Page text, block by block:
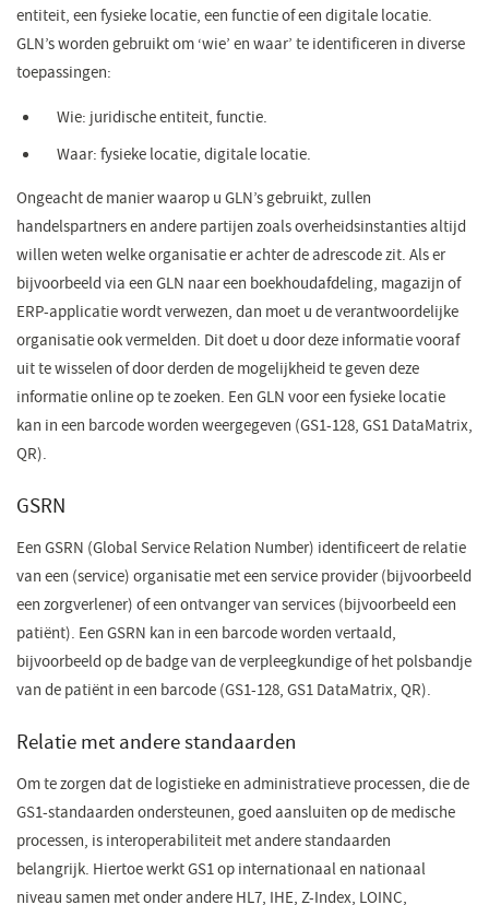
entiteit, een fysieke locatie, een functie of een digitale locatie.
GLN’s worden gebruikt om ‘wie’ en waar’ te identificeren in diverse
toepassingen:
Wie: juridische entiteit, functie.
Waar: fysieke locatie, digitale locatie.
Ongeacht de manier waarop u GLN’s gebruikt, zullen
handelspartners en andere partijen zoals overheidsinstanties altijd
willen weten welke organisatie er achter de adrescode zit. Als er
bijvoorbeeld via een GLN naar een boekhoudafdeling, magazijn of
ERP-applicatie wordt verwezen, dan moet u de verantwoordelijke
organisatie ook vermelden. Dit doet u door deze informatie vooraf
uit te wisselen of door derden de mogelijkheid te geven deze
informatie online op te zoeken. Een GLN voor een fysieke locatie
kan in een barcode worden weergegeven (GS1-128, GS1 DataMatrix,
QR).
GSRN
Een GSRN (Global Service Relation Number) identificeert de relatie
van een (service) organisatie met een service provider (bijvoorbeeld
een zorgverlener) of een ontvanger van services (bijvoorbeeld een
patiënt). Een GSRN kan in een barcode worden vertaald,
bijvoorbeeld op de badge van de verpleegkundige of het polsb​andje
van de patiënt in een barcode (GS1-128, GS1 DataMatrix, QR).​
Relatie met andere standaarden
Om te zorgen dat de logistieke en administratieve processen, die de
GS1-standaarden ondersteunen, goed aansluiten op de medische
processen, is interoperabiliteit met andere standaarden
belangrijk. Hiertoe werkt GS1 op internationaal en nationaal
niveau samen met onder andere HL7, IHE, Z-Index, LOINC,